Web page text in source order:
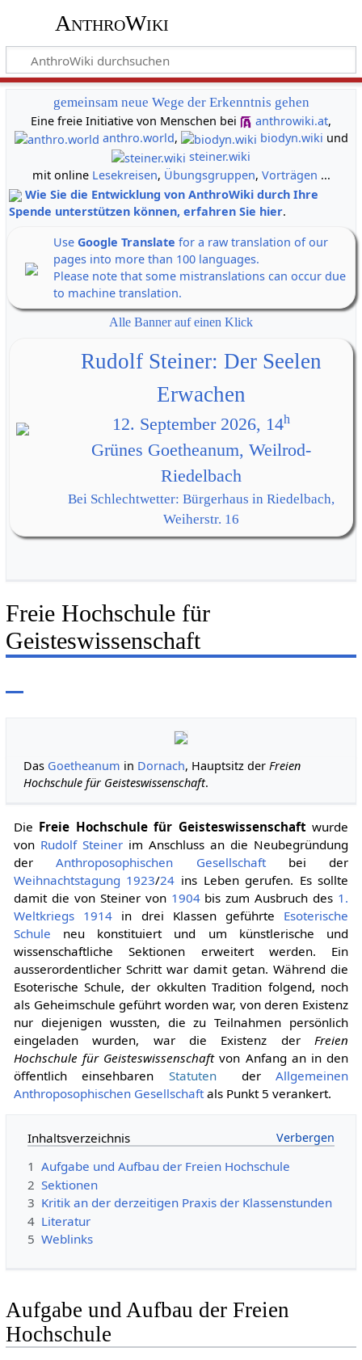
AnthroWiki
gemeinsam neue Wege der Erkenntnis gehen
Eine freie Initiative von Menschen bei
anthrowiki.at,
anthro.world, biodyn.wiki und
steiner.wiki
mit online Lesekreisen, Übungsgruppen, Vorträgen ...
Wie Sie die Entwicklung von AnthroWiki durch Ihre
Spende unterstützen können, erfahren Sie hier.
Use Google Translate for a raw translation of our
pages into more than 100 languages.
Please note that some mistranslations can occur due
to machine translation.
Alle Banner auf einen Klick
Rudolf Steiner: Der Seelen
Erwachen
12. September 2026, 14h
Grünes Goetheanum, Weilrod-
Riedelbach
Bei Schlechtwetter: Bürgerhaus in Riedelbach,
Weiherstr. 16
Freie Hochschule für
Geisteswissenschaft
Das Goetheanum in Dornach, Hauptsitz derFreien
Hochschule für Geisteswissenschaft.
Die Freie Hochschule für Geisteswissenschaftwurde
von Rudolf Steinerim Anschluss an die Neubegründung
derAnthroposophischen Gesellschaftbei der
Weihnachtstagung 1923/24 ins Leben gerufen. Es sollte
damit die von Steiner von 1904bis zum Ausbruch des 1.
Weltkriegs
1914 in drei Klassen geführte Esoterische
Schule neu konstituiert und um künstlerische und
wissenschaftliche Sektionen erweitert werden. Ein
ausserordentlicher Schritt war damit getan. Während die
Esoterische Schule, der okkulten Tradition folgend, noch
als Geheimschule geführt worden war, von deren Existenz
nur diejenigen wussten, die zu Teilnahmen persönlich
eingeladen wurden, war die Existenz der Freien
Hochschule für Geisteswissenschaftvon Anfang an in den
öffentlich einsehbaren Statuten derAllgemeinen
Anthroposophischen Gesellschaftals Punkt 5 verankert.
Inhaltsverzeichnis
1 Aufgabe und Aufbau der Freien Hochschule
2 Sektionen
3 Kritik an der derzeitigen Praxis der Klassenstunden
4 Literatur
5 Weblinks
Aufgabe und Aufbau der Freien
Hochschule